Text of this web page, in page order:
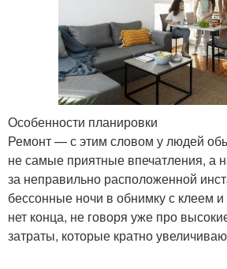
3-
Ремонт в
скандинавском стиле
Стиль для
однокомнатной
квартиры
Особенности планировки
Ремонт — с этим словом у людей
не самые приятные впечатления, а
за неправильно расположенной
бессонные ночи в обнимку с клеем
нет конца, не говоря уже про
затраты, которые кратно